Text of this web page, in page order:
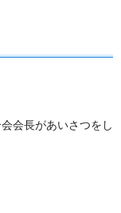
会長があいさつをし